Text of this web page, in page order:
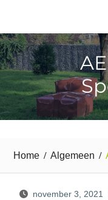
Home Algemeen
november 3, 2021